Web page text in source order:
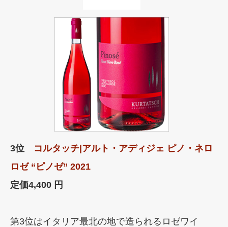
3位 コルタッチ|アルト・アディジェ ピノ・ネロ
ロゼ “ピノゼ” 2021
定価4,400 円
第3位はイタリア最北の地で造られるロゼワイ